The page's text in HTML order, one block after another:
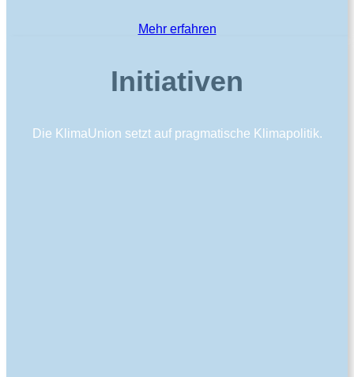
Mehr erfahren
Initiativen
Die KlimaUnion setzt auf pragmatische Klimapolitik.